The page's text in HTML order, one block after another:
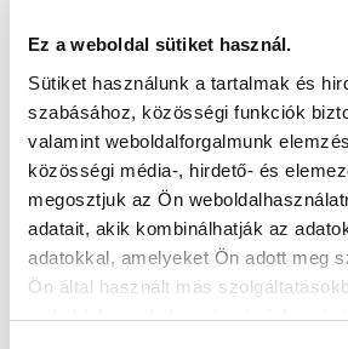
Ez a weboldal sütiket használ.
Sütiket használunk a tartalmak és
szabásához, közösségi funkciók
valamint weboldalforgalmunk
közösségi média-, hirdető- és
megosztjuk az Ön
adatait, akik kombinálhatják az
adatokkal, amelyeket Ön adott meg
Ön által használt más
weboldalon való böngészés
KÉPGALÉRIA: MTK
2024-03-23 13:46:28
Képekben a Pécs elleni felkészülési